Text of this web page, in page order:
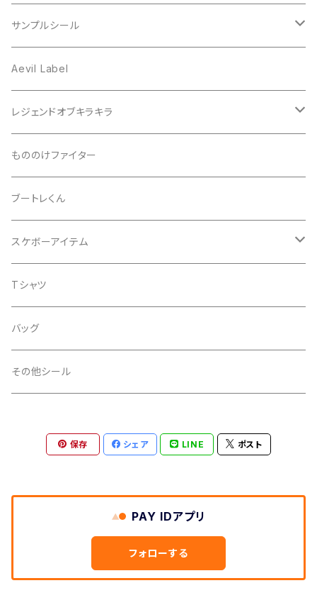
サンプルシール
プリズム
スクエア
ノイズ
スペース
扇
レンチキュラー
箔ホロ
タマムシ
ノーマル
透明
グリッター
蓄光
金
銀
タマムシ
PP加工
あり
印刷
オフセット
Aevil Label
レジェンドオブキラキラ
シール
缶バッチ
Tシャツ
バッグ
iphoneケース
もののけファイター
ブートレくん
スケボーアイテム
デッキテープ
シール
Tシャツ
バッグ
その他シール
保存 シェア LINE ポスト
PAY IDアプリ
フォローする